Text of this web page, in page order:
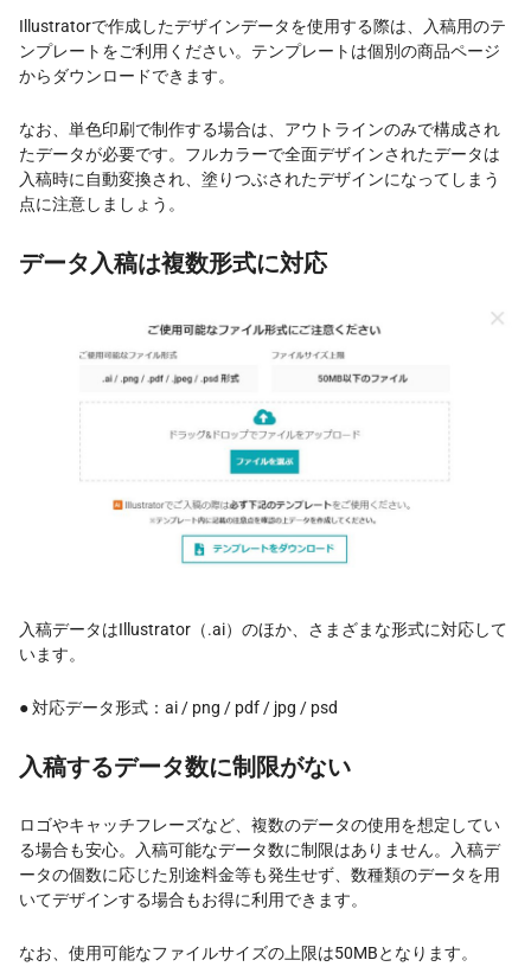
Illustratorで作成したデザインデータを使用する際は、入稿用のテ
ンプレートをご利用ください。テンプレートは個別の商品ページ
からダウンロードできます。
なお、単色印刷で制作する場合は、アウトラインのみで構成され
たデータが必要です。フルカラーで全面デザインされたデータは
入稿時に自動変換され、塗りつぶされたデザインになってしまう
点に注意しましょう。
データ入稿は複数形式に対応
入稿データはIllustrator（.ai）のほか、さまざまな形式に対応して
います。
● 対応データ形式：ai / png / pdf / jpg / psd
入稿するデータ数に制限がない
ロゴやキャッチフレーズなど、複数のデータの使用を想定してい
る場合も安心。入稿可能なデータ数に制限はありません。入稿デ
ータの個数に応じた別途料金等も発生せず、数種類のデータを用
いてデザインする場合もお得に利用できます。
なお、使用可能なファイルサイズの上限は50MBとなります。